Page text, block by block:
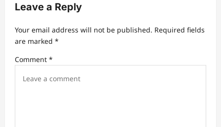
g
a
t
i
Leave a Reply
Your email address will not be published. Required fields
are marked *
Comment *